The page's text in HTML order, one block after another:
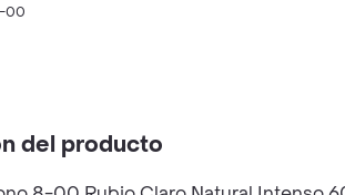
00
del producto